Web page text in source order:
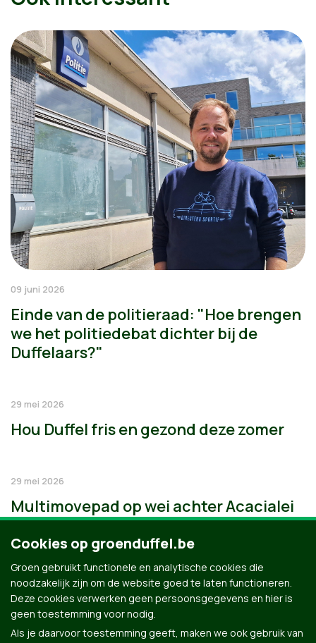
09 juni 2026
Einde van de politieraad: "Hoe brengen
we het politiedebat dichter bij de
Duffelaars?"
29 mei 2026
Hou Duffel fris en gezond deze zomer
29 mei 2026
Multimovepad op wei achter Acacialei
Cookies op groenduffel.be
Groen gebruikt functionele en analytische cookies die
noodzakelijk zijn om de website goed te laten functioneren.
Deze cookies verwerken geen persoonsgegevens en hier is
geen toestemming voor nodig.
Als je daarvoor toestemming geeft, maken we ook gebruik van